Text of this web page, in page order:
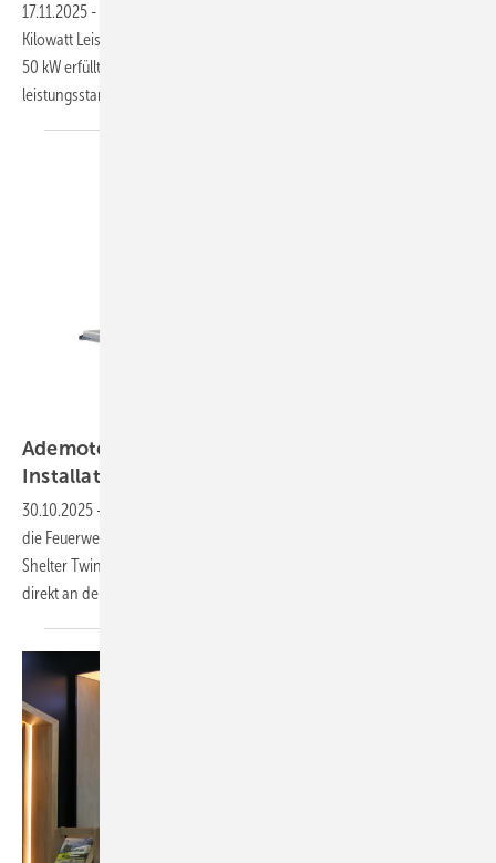
17.11.2025 -
Kilowatt Leistung für Gewerbe und Industrie vorgestellt. Der SDT G3
50 kW erfüllt laut Hersteller die wachsende Nachfrage nach leisen,
leistungsstarken und einfach zu installierenden
Ademotec: neues Montagesystem erleichtert
Installation von
30.10.2025 -
die Feuerwehrschaltung bei Photovoltaikanlagen vorgestellt. Der i-
Shelter Twin S soll die Installation von Generatoranschlusskästen
direkt an den Modulen erleichtern und für mehr Sicherheit